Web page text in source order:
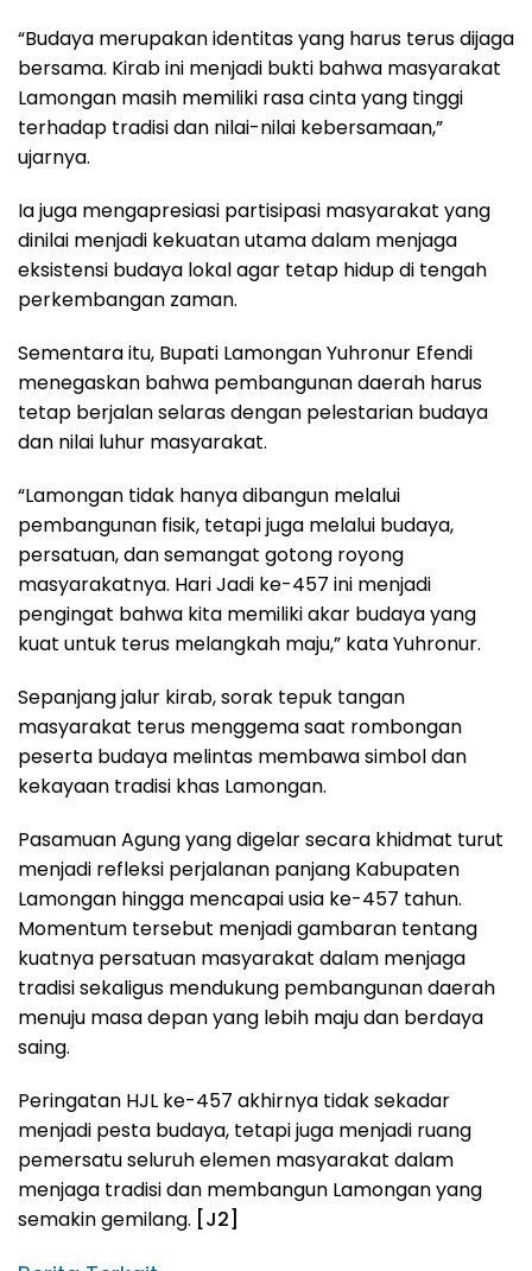
“Budaya merupakan identitas yang harus terus dijaga
bersama. Kirab ini menjadi bukti bahwa masyarakat
Lamongan masih memiliki rasa cinta yang tinggi
terhadap tradisi dan nilai-nilai kebersamaan,”
ujarnya.
Ia juga mengapresiasi partisipasi masyarakat yang
dinilai menjadi kekuatan utama dalam menjaga
eksistensi budaya lokal agar tetap hidup di tengah
perkembangan zaman.
Sementara itu, Bupati Lamongan Yuhronur Efendi
menegaskan bahwa pembangunan daerah harus
tetap berjalan selaras dengan pelestarian budaya
dan nilai luhur masyarakat.
“Lamongan tidak hanya dibangun melalui
pembangunan fisik, tetapi juga melalui budaya,
persatuan, dan semangat gotong royong
masyarakatnya. Hari Jadi ke-457 ini menjadi
pengingat bahwa kita memiliki akar budaya yang
kuat untuk terus melangkah maju,” kata Yuhronur.
Sepanjang jalur kirab, sorak tepuk tangan
masyarakat terus menggema saat rombongan
peserta budaya melintas membawa simbol dan
kekayaan tradisi khas Lamongan.
Pasamuan Agung yang digelar secara khidmat turut
menjadi refleksi perjalanan panjang Kabupaten
Lamongan hingga mencapai usia ke-457 tahun.
Momentum tersebut menjadi gambaran tentang
kuatnya persatuan masyarakat dalam menjaga
tradisi sekaligus mendukung pembangunan daerah
menuju masa depan yang lebih maju dan berdaya
saing.
Peringatan HJL ke-457 akhirnya tidak sekadar
menjadi pesta budaya, tetapi juga menjadi ruang
pemersatu seluruh elemen masyarakat dalam
menjaga tradisi dan membangun Lamongan yang
semakin gemilang. [J2]